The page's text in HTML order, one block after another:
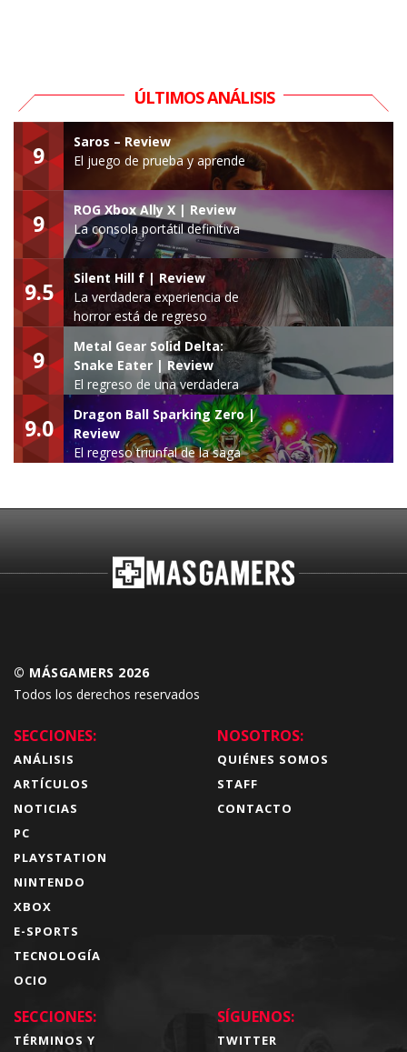
ÚLTIMOS ANÁLISIS
9
Saros – Review
El juego de prueba y aprende
9
ROG Xbox Ally X | Review
La consola portátil definitiva
9.5
Silent Hill f | Review
La verdadera experiencia de
horror está de regreso
9
Metal Gear Solid Delta:
Snake Eater | Review
El regreso de una verdadera
leyenda
9.0
Dragon Ball Sparking Zero |
Review
El regreso triunfal de la saga
© MÁSGAMERS 2026
Todos los derechos reservados
SECCIONES:
ANÁLISIS
ARTÍCULOS
NOTICIAS
PC
PLAYSTATION
NINTENDO
XBOX
E-SPORTS
TECNOLOGÍA
OCIO
NOSOTROS:
QUIÉNES SOMOS
STAFF
CONTACTO
SECCIONES:
TÉRMINOS Y
SÍGUENOS:
TWITTER